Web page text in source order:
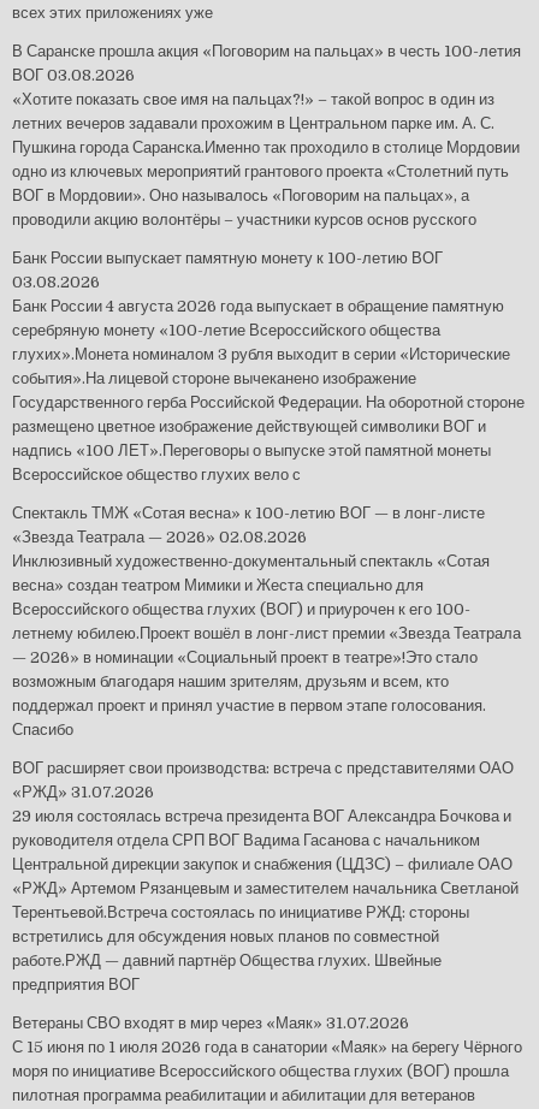
всех этих приложениях уже
В Саранске прошла акция «Поговорим на пальцах» в честь 100-летия
ВОГ 03.08.2026
«Хотите показать свое имя на пальцах?!» – такой вопрос в один из
летних вечеров задавали прохожим в Центральном парке им. А. С.
Пушкина города Саранска.Именно так проходило в столице Мордовии
одно из ключевых мероприятий грантового проекта «Столетний путь
ВОГ в Мордовии». Оно называлось «Поговорим на пальцах», а
проводили акцию волонтёры – участники курсов основ русского
Банк России выпускает памятную монету к 100-летию ВОГ
03.08.2026
Банк России 4 августа 2026 года выпускает в обращение памятную
серебряную монету «100-летие Всероссийского общества
глухих».Монета номиналом 3 рубля выходит в серии «Исторические
события».На лицевой стороне вычеканено изображение
Государственного герба Российской Федерации. На оборотной стороне
размещено цветное изображение действующей символики ВОГ и
надпись «100 ЛЕТ».Переговоры о выпуске этой памятной монеты
Всероссийское общество глухих вело с
Спектакль ТМЖ «Сотая весна» к 100-летию ВОГ — в лонг-листе
«Звезда Театрала — 2026» 02.08.2026
Инклюзивный художественно-документальный спектакль «Сотая
весна» создан театром Мимики и Жеста специально для
Всероссийского общества глухих (ВОГ) и приурочен к его 100-
летнему юбилею.Проект вошёл в лонг-лист премии «Звезда Театрала
— 2026» в номинации «Социальный проект в театре»!Это стало
возможным благодаря нашим зрителям, друзьям и всем, кто
поддержал проект и принял участие в первом этапе голосования.
Спасибо
ВОГ расширяет свои производства: встреча с представителями ОАО
«РЖД» 31.07.2026
29 июля состоялась встреча президента ВОГ Александра Бочкова и
руководителя отдела СРП ВОГ Вадима Гасанова с начальником
Центральной дирекции закупок и снабжения (ЦДЗС) – филиале ОАО
«РЖД» Артемом Рязанцевым и заместителем начальника Светланой
Терентьевой.Встреча состоялась по инициативе РЖД: стороны
встретились для обсуждения новых планов по совместной
работе.РЖД — давний партнёр Общества глухих. Швейные
предприятия ВОГ
Ветераны СВО входят в мир через «Маяк» 31.07.2026
С 15 июня по 1 июля 2026 года в санатории «Маяк» на берегу Чёрного
моря по инициативе Всероссийского общества глухих (ВОГ) прошла
пилотная программа реабилитации и абилитации для ветеранов